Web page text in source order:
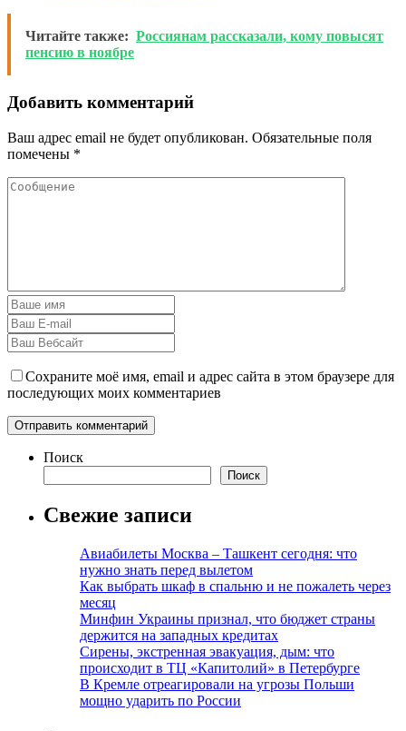
Читайте также: Россиянам рассказали, кому повысят
пенсию в ноябре
Добавить комментарий
Ваш адрес email не будет опубликован. Обязательные поля
помечены *
Сохраните моё имя, email и адрес сайта в этом браузере для
последующих моих комментариев
Поиск
Поиск
Свежие записи
Авиабилеты Москва – Ташкент сегодня: что
нужно знать перед вылетом
Как выбрать шкаф в спальню и не пожалеть через
месяц
Минфин Украины признал, что бюджет страны
держится на западных кредитах
Сирены, экстренная эвакуация, дым: что
происходит в ТЦ «Капитолий» в Петербурге
В Кремле отреагировали на угрозы Польши
мощно ударить по России